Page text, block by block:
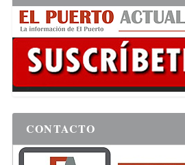
CONTACTO